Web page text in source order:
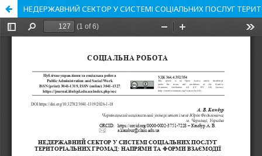
НЕДЕРЖАВНИЙ СЕКТОР У СИСТЕМІ СОЦІАЛЬНИХ ПОСЛУГ